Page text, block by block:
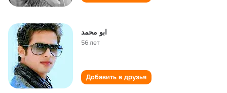
ابو محمد
56 лет
Добавить в друзья